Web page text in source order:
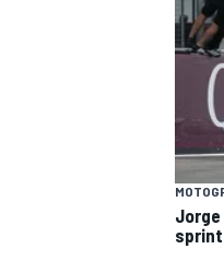
Jorge